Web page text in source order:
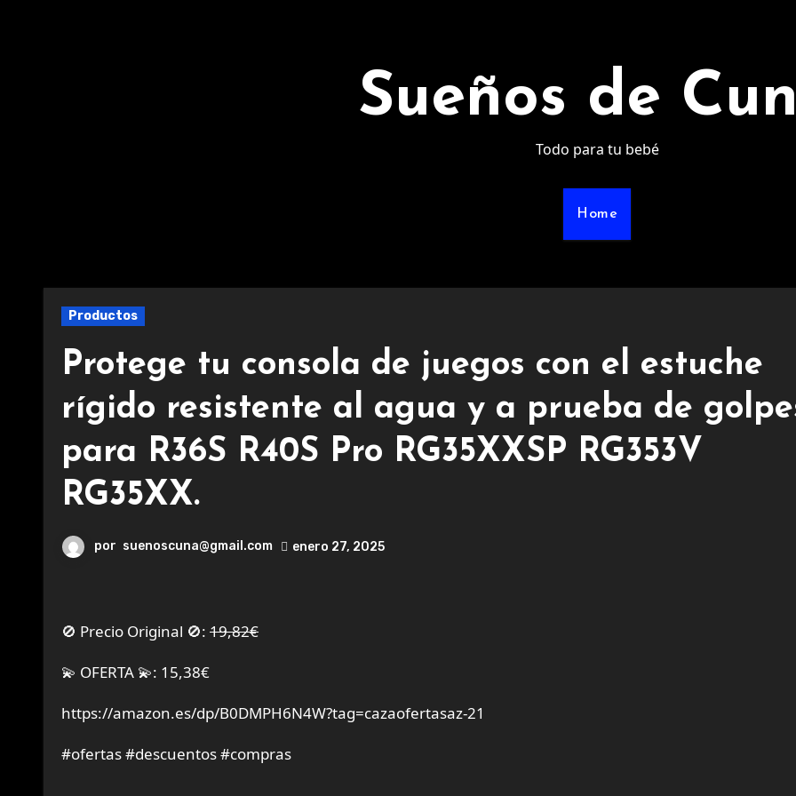
Sueños de
Todo para tu bebé
Home
Productos
Protege tu consola de juegos con el estuche
rígido resistente al agua y a prueba de
para R36S R40S Pro RG35XXSP RG353V
RG35XX.
por suenoscuna@gmail.com enero 27, 2025
🚫 Precio Original 🚫: 19,82€
💫 OFERTA 💫: 15,38€
https://amazon.es/dp/B0DMPH6N4W?tag=cazaofertasaz-21
#ofertas #descuentos #compras